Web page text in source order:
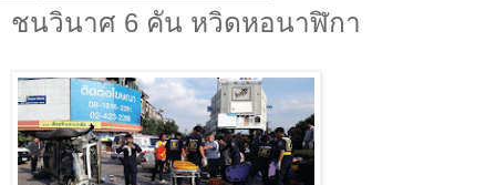
ชนวินาศ 6 คัน หวิดหอนาฬิกา